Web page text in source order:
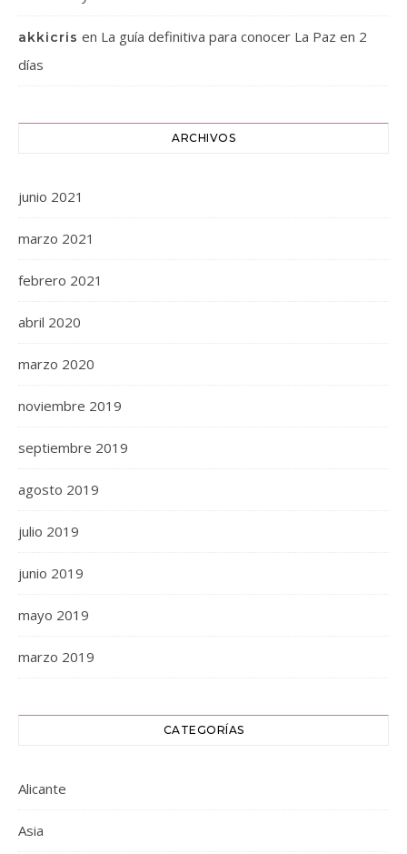
akkicris en La guía definitiva para conocer La Paz en 2
días
ARCHIVOS
junio 2021
marzo 2021
febrero 2021
abril 2020
marzo 2020
noviembre 2019
septiembre 2019
agosto 2019
julio 2019
junio 2019
mayo 2019
marzo 2019
CATEGORÍAS
Alicante
Asia